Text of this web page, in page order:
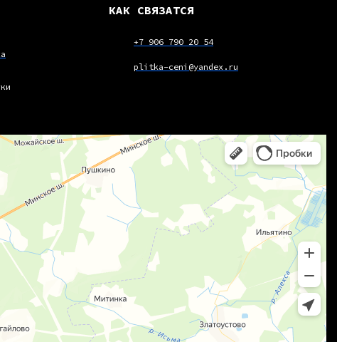
КАК СВЯЗАТСЯ
+7 906 790 20 54
plitka-ceni@yandex.ru